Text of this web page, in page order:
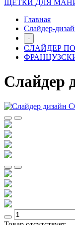
ЩЕТКИ ДЛЯ
Главная
Слайдер-
-
СЛАЙДЕР
Слайдер